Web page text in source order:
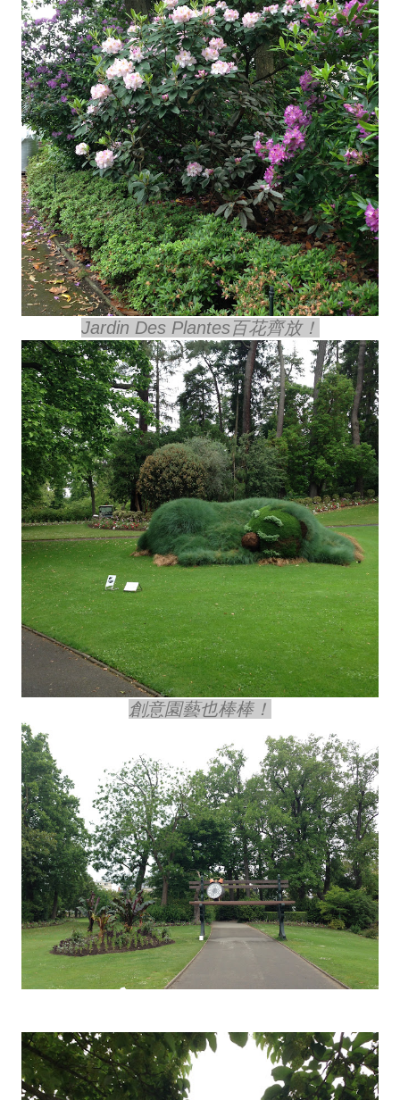
Jardin Des Plantes百花齊放！
創意園藝也棒棒！